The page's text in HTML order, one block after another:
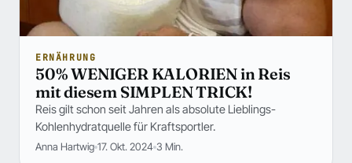
ERNÄHRUNG
50% WENIGER KALORIEN in Reis
mit diesem SIMPLEN TRICK!
Reis gilt schon seit Jahren als absolute Lieblings-
Kohlenhydratquelle für Kraftsportler.
Anna Hartwig 17. Okt. 2024 3 Min.